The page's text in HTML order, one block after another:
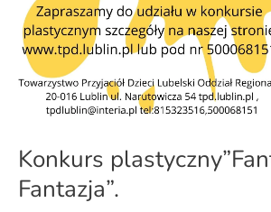
Konkurs
Fantazja”.